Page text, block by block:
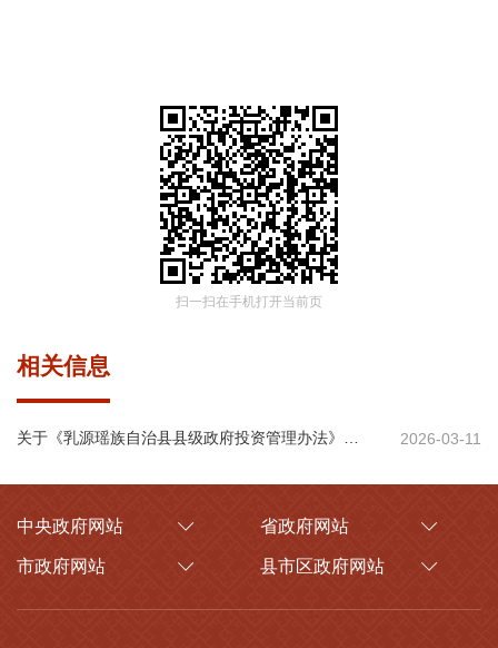
扫一扫在手机打开当前页
相关信息
2026-03-11
中央政府网站 省政府网站
市政府网站 县市区政府网站